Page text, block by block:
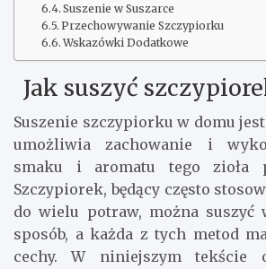
Suszenie w Suszarce
Przechowywanie Szczypiorku
Wskazówki Dodatkowe
Jak suszyć
Suszenie szczypiorku w domu
umożliwia zachowanie i
smaku i aromatu tego zioła
Szczypiorek, będący często
do wielu potraw, można
sposób, a każda z tych metod
cechy. W niniejszym tekście